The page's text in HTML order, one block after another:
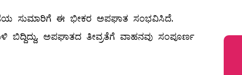
ಸುಮಾರಿಗೆ ಈ ಭೀಕರ ಅಪಘಾತ ಸಂಭವಿಸಿದೆ.
ಅಪಘಾತದ ತೀವ್ರತೆಗೆ ವಾಹನವು ಸಂಪೂರ್ಣ